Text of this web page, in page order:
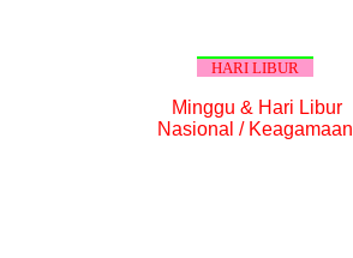
HARI LIBUR
Minggu & Hari Libur
Nasional / Keagamaan